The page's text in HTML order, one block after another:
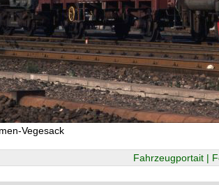
Vegesack
Fahrzeugportait |